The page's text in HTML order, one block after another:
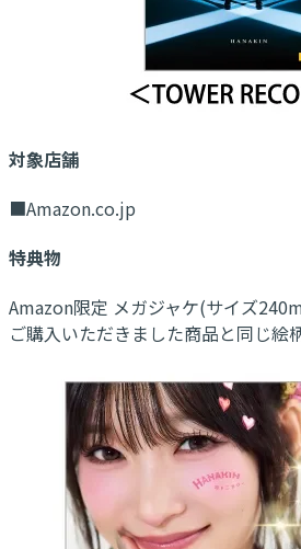
対象店舗
■Amazon.co.jp
特典物
Amazon限定 メガジャケ(サイズ
ご購入いただきました商品と同じ絵